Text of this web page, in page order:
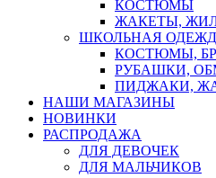
КОСТЮМЫ
ЖАКЕТЫ,
ШКОЛЬНАЯ
КОСТЮМЫ,
РУБАШКИ,
ПИДЖАКИ,
НАШИ МАГАЗИНЫ
НОВИНКИ
РАСПРОДАЖА
ДЛЯ ДЕВОЧЕК
ДЛЯ МАЛЬЧИКОВ